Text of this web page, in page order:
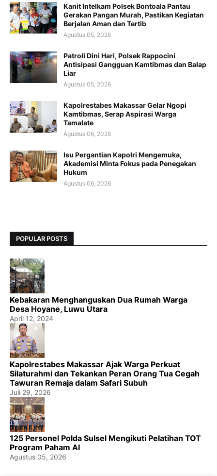
Kanit Intelkam Polsek Bontoala Pantau
Gerakan Pangan Murah, Pastikan Kegiatan
Berjalan Aman dan Tertib
Agustus 05, 2026
Patroli Dini Hari, Polsek Rappocini
Antisipasi Gangguan Kamtibmas dan Balap
Liar
Agustus 05, 2026
Kapolrestabes Makassar Gelar Ngopi
Kamtibmas, Serap Aspirasi Warga
Tamalate
Agustus 06, 2026
Isu Pergantian Kapolri Mengemuka,
Akademisi Minta Fokus pada Penegakan
Hukum
Agustus 06, 2026
POPULAR POSTS
Kebakaran Menghanguskan Dua Rumah Warga
Desa Hoyane, Luwu Utara
April 12, 2024
Kapolrestabes Makassar Ajak Warga Perkuat
Silaturahmi dan Tekankan Peran Orang Tua Cegah
Tawuran Remaja dalam Safari Subuh
Juli 29, 2026
125 Personel Polda Sulsel Mengikuti Pelatihan TOT
Program Paham AI
Agustus 05, 2026